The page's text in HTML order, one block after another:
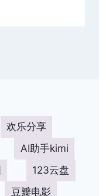
欢乐分享
AI助手kimi
123云盘
豆瓣电影